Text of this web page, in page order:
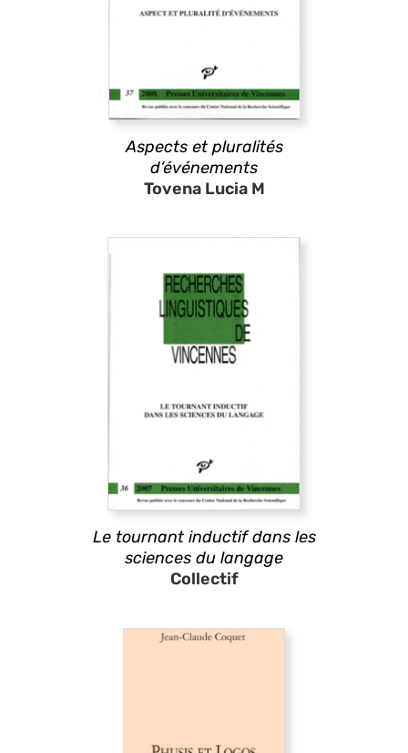
Aspects et pluralités
d’événements
Tovena Lucia M
Le tournant inductif dans les
sciences du langage
Collectif